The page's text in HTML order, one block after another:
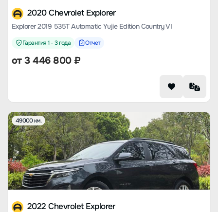
2020 Chevrolet Explorer
Explorer 2019 535T Automatic Yujie Edition Country VI
Гарантия 1 - 3 года Отчет
от3 446 800₽
49000 км.
2022 Chevrolet Explorer